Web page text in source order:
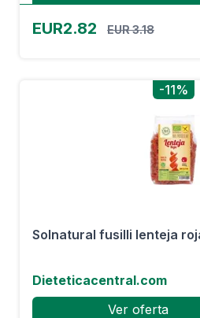
EUR2.82 EUR 3.18
-11%
Solnatural fusilli lenteja
Dieteticacentral.com
Ver oferta